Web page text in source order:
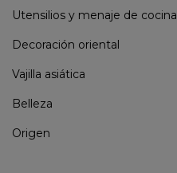
Utensilios y menaje de cocina
Decoración oriental
Vajilla asiática
Belleza
Origen